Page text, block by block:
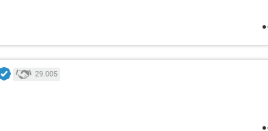
29.005